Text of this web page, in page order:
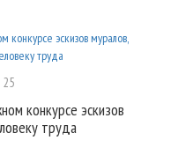
25
конкурсе эскизов
труда